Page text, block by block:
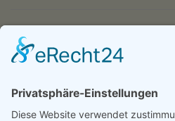
IMPRESSUM
© 2024 - Alice Bendix -
Stadt